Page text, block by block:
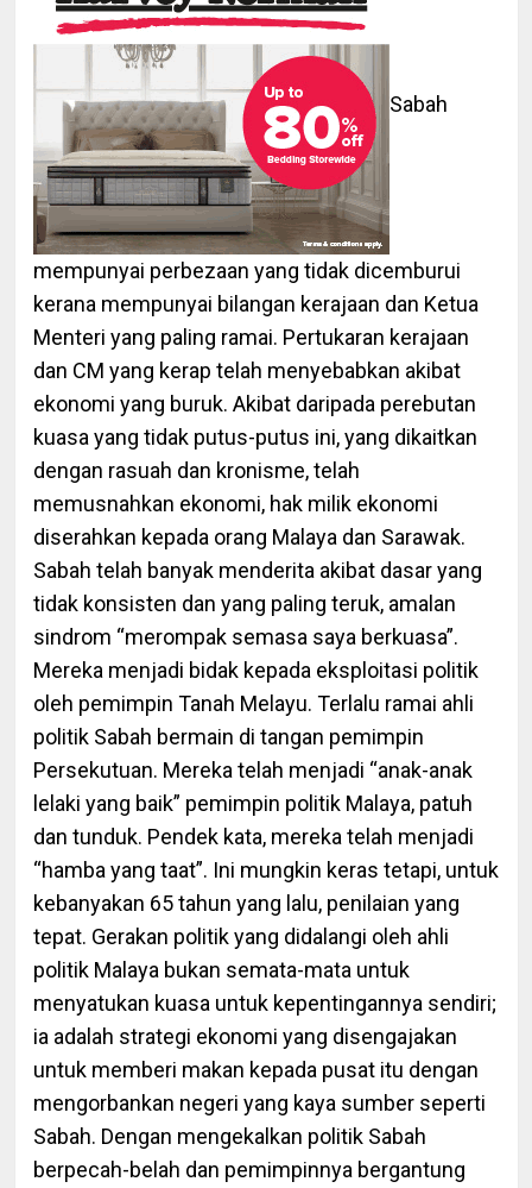
Sabah
mempunyai perbezaan yang tidak dicemburui
kerana mempunyai bilangan kerajaan dan Ketua
Menteri yang paling ramai. Pertukaran kerajaan
dan CM yang kerap telah menyebabkan akibat
ekonomi yang buruk. Akibat daripada perebutan
kuasa yang tidak putus-putus ini, yang dikaitkan
dengan rasuah dan kronisme, telah
memusnahkan ekonomi, hak milik ekonomi
diserahkan kepada orang Malaya dan Sarawak.
Sabah telah banyak menderita akibat dasar yang
tidak konsisten dan yang paling teruk, amalan
sindrom “merompak semasa saya berkuasa”.
Mereka menjadi bidak kepada eksploitasi politik
oleh pemimpin Tanah Melayu. Terlalu ramai ahli
politik Sabah bermain di tangan pemimpin
Persekutuan. Mereka telah menjadi “anak-anak
lelaki yang baik” pemimpin politik Malaya, patuh
dan tunduk. Pendek kata, mereka telah menjadi
“hamba yang taat”. Ini mungkin keras tetapi, untuk
kebanyakan 65 tahun yang lalu, penilaian yang
tepat. Gerakan politik yang didalangi oleh ahli
politik Malaya bukan semata-mata untuk
menyatukan kuasa untuk kepentingannya sendiri;
ia adalah strategi ekonomi yang disengajakan
untuk memberi makan kepada pusat itu dengan
mengorbankan negeri yang kaya sumber seperti
Sabah. Dengan mengekalkan politik Sabah
berpecah-belah dan pemimpinnya bergantung